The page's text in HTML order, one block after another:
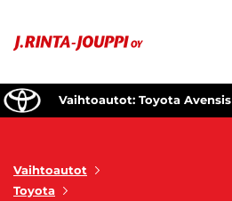
Vaihtoautot: Toyota Avensis
Vaihtoautot
Toyota